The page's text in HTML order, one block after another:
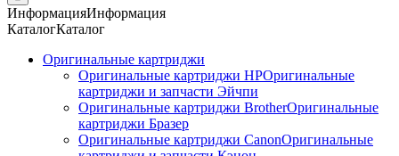
ИнформацияИнформация
КаталогКаталог
Оригинальные картриджи
Оригинальные картриджи HPОригинальные
картриджи и запчасти Эйчпи
Оригинальные картриджи BrotherОригинальные
картриджи Бразер
Оригинальные картриджи CanonОригинальные